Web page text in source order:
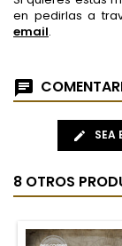
en pedirlas a
email.
SEA
8 OTROS